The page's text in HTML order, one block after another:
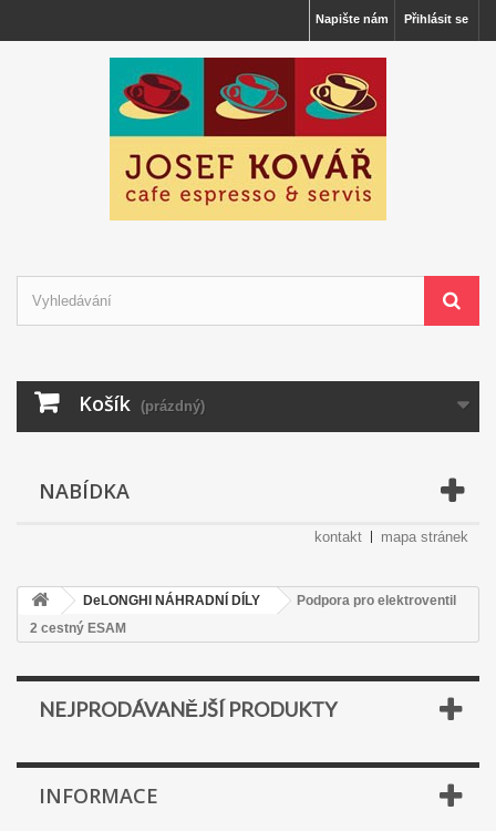
Přihlásit se
Napište nám
Košík (prázdný)
NABÍDKA
kontakt mapa stránek
DeLONGHI NÁHRADNÍ DÍLY
Podpora pro elektroventil
2 cestný ESAM
NEJPRODÁVANĚJŠÍ PRODUKTY
INFORMACE